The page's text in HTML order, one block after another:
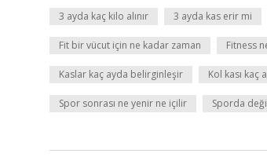
3 ayda kaç kilo alınır 3 ayda kas erir mi
Fit bir vücut için ne kadar zaman Fitness
Kaslar kaç ayda belirginleşir Kol kası kaç
Spor sonrası ne yenir ne içilir Sporda